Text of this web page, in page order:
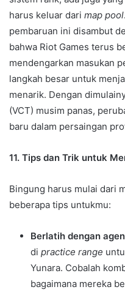
harus keluar dari map pool
pembaruan ini disambut
bahwa Riot Games terus
mendengarkan masukan
langkah besar untuk
menarik. Dengan
(VCT) musim panas,
baru dalam persaingan
11. Tips dan Trik untuk
Bingung harus mulai dari
beberapa tips untukmu:
Berlatih dengan
di practice range
Yunara. Cobalah
bagaimana mereka